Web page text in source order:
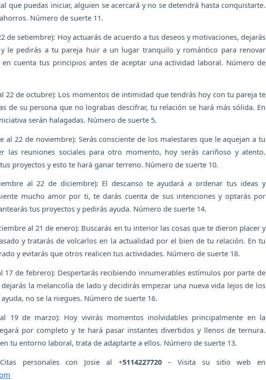
que puedas iniciar, alguien se acercará y no se detendrá hasta conquistarte.
Número de suerte 11.
de setiembre): Hoy actuarás de acuerdo a tus deseos y motivaciones, dejarás
le pedirás a tu pareja huir a un lugar tranquilo y romántico para renovar
en cuenta tus principios antes de aceptar una actividad laboral. Número de
22 de octubre): Los momentos de intimidad que tendrás hoy con tu pareja te
de su persona que no lograbas descifrar, tu relación se hará más sólida. En
serán halagadas. Número de suerte 5.
al 22 de noviembre): Serás consciente de los malestares que le aquejan a tu
las reuniones sociales para otro momento, hoy serás cariñoso y atento.
proyectos y esto te hará ganar terreno. Número de suerte 10.
al 22 de diciembre): El descanso te ayudará a ordenar tus ideas y
mucho amor por ti, te darás cuenta de sus intenciones y optarás por
tus proyectos y pedirás ayuda. Número de suerte 14.
al 21 de enero): Buscarás en tu interior las cosas que te dieron placer y
y tratarás de volcarlos en la actualidad por el bien de tu relación. En tu
y evitarás que otros realicen tus actividades. Número de suerte 18.
17 de febrero): Despertarás recibiendo innumerables estímulos por parte de
la melancolía de lado y decidirás empezar una nueva vida lejos de los
no se la niegues. Número de suerte 16.
19 de marzo): Hoy vivirás momentos inolvidables principalmente en la
por completo y te hará pasar instantes divertidos y llenos de ternura.
tu entorno laboral, trata de adaptarte a ellos. Número de suerte 13.
personales con Josie al +5114227720– Visita su sitio web en